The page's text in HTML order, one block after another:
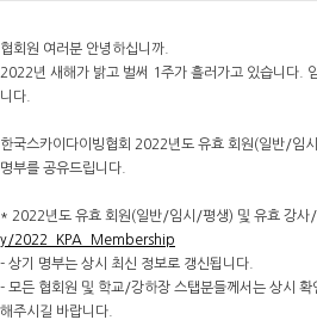
협회원 여러분 안녕하십니까.
2022년 새해가 밝고 벌써 1주가 흘러가고 있습니다.
니다.
한국스카이다이빙협회 2022년도 유효 회원(일반/임
명부를 공유드립니다.
* 2022년도 유효 회원(일반/임시/평생) 및 유효 강사/
y/2022_KPA_Membership
- 상기 명부는 상시 최신 정보로 갱신됩니다.
- 모든 협회원 및 학교/강하장 스탭분들께서는 상시
해주시길 바랍니다.